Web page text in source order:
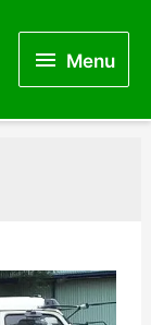
MenuMenu